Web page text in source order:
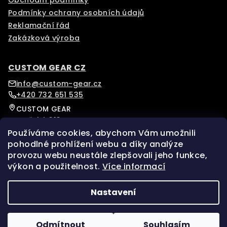
Používáme cookies, abychom Vám umožnili
pohodlné prohlížení webu a díky analýze
provozu webu neustále zlepšovali jeho funkce,
výkon a použitelnost. Více informací
Nastavení
Podmínky ochrany osobních údajů
Reklamační řád
Zakázková výroba
CUSTOM GEAR CZ
info@custom-gear.cz
+420 732 651 535
CUSTOM GEAR
Pražská 313
Písek, 39701
Czech Republic
Sledujte nás na našem Instagramu pro více novinek.
Facebook
Instagram
Upravit nastavení cookies